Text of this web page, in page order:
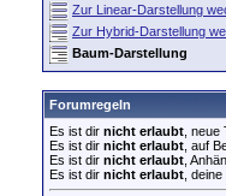
Zur Linear-Darstellung
Zur Hybrid-Darstellung
Baum-Darstellung
Forumregeln
Es ist dir nicht erlaubt ,
Es ist dir nicht erlaubt , auf
Es ist dir nicht erlaubt ,
Es ist dir nicht erlaubt ,